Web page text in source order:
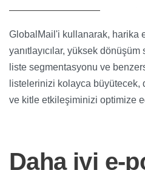
GlobalMail'i kullanarak, harika
yanıtlayıcılar, yüksek
liste segmentasyonu ve
listelerinizi kolayca büyütecek,
ve kitle etkileşiminizi optimize
Daha iyi e-